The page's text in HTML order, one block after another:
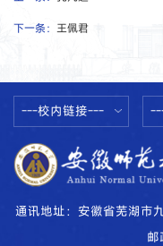
下一条： 王佩君
---校内链接---
通讯地址：安徽省芜湖市
邮